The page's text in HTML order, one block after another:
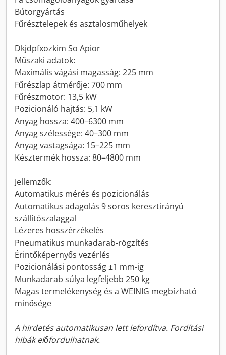
Bútorgyártás
Fűrésztelepek és asztalosműhelyek
Dkjdpfxozkim So Apior
Műszaki adatok:
Maximális vágási magasság: 225 mm
Fűrészlap átmérője: 700 mm
Fűrészmotor: 13,5 kW
Pozicionáló hajtás: 5,1 kW
Anyag hossza: 400–6300 mm
Anyag szélessége: 40–300 mm
Anyag vastagsága: 15–225 mm
Késztermék hossza: 80–4800 mm
Jellemzők:
Automatikus mérés és pozicionálás
Automatikus adagolás 9 soros keresztirányú
szállítószalaggal
Lézeres hosszérzékelés
Pneumatikus munkadarab-rögzítés
Érintőképernyős vezérlés
Pozicionálási pontosság ±1 mm-ig
Munkadarab súlya legfeljebb 250 kg
Magas termelékenység és a WEINIG megbízható
minősége
A hirdetés automatikusan lett lefordítva. Fordítási
hibák előfordulhatnak.